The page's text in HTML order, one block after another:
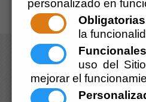
personalizado en
Obligatorias
la
Funcionales
uso del
mejorar el
Home-
Agua